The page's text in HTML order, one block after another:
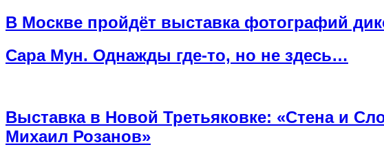
В Москве пройдёт выставка фотографий
Сара Мун. Однажды где-то, но не здесь…
Выставка в Новой Третьяковке: «Стена и
Михаил Розанов»